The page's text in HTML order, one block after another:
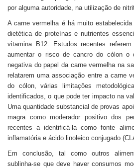
por alguma autoridade, na utilização de
A carne vermelha é há muito
dietética de proteínas e nutrientes
vitamina B12. Estudos recentes
aumentar o risco de cancro do cólon o
negativa do papel da carne vermelha na
relatarem uma associação entre a carne
do cólon, várias limitações
identificados, o que pode ter impacto na
Uma quantidade substancial de provas
magra como moderador positivo dos
recentes a identificá-la como fonte
inflamatória e ácido linoleico conjugado
Em conclusão, tal como outros
sublinha-se que deve haver consumos